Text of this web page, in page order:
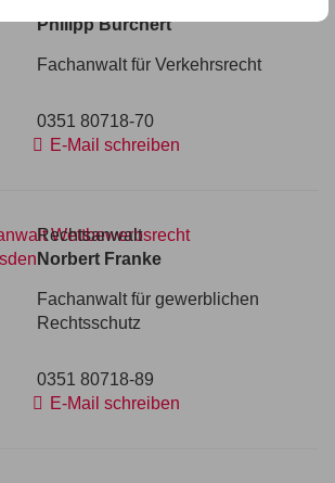
Philipp Burchert
Fachanwalt für Verkehrsrecht
0351 80718-70
E-Mail schreiben
Rechtsanwalt
Norbert Franke
Fachanwalt für gewerblichen
Rechtsschutz
0351 80718-89
E-Mail schreiben